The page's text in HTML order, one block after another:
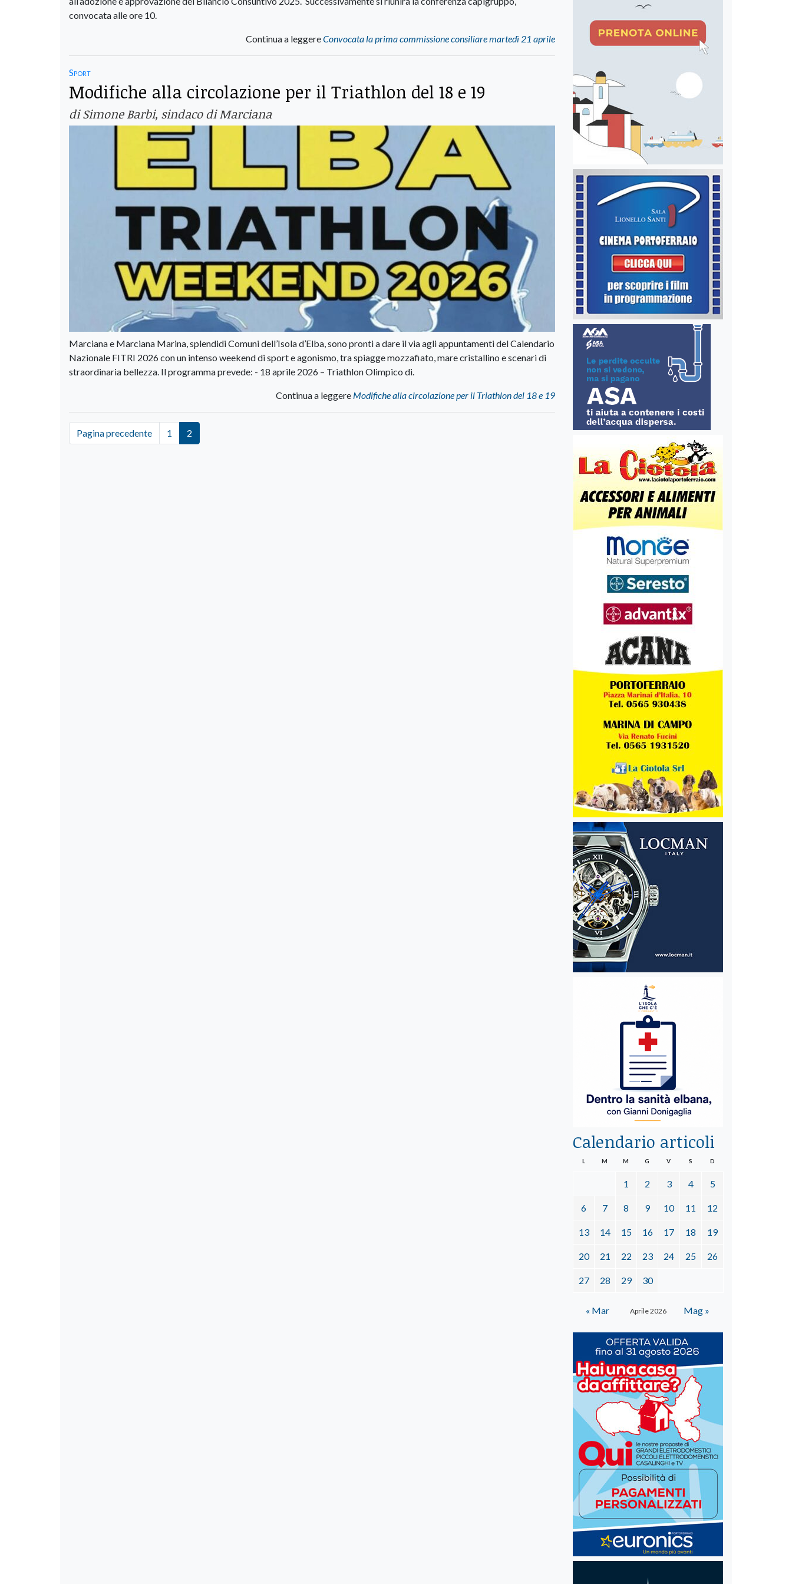
convocata alle ore 10.
Continua a leggereConvocata la prima commissione consiliare martedì 21 aprile
Sport
Modifiche alla circolazione per il Triathlon del 18 e 19
di Simone Barbi, sindaco di Marciana
Marciana e Marciana Marina, splendidi Comuni dell’Isola d’Elba, sono pronti a dare il via agli appuntamenti del Calendario
Nazionale FITRI 2026 con un intenso weekend di sport e agonismo, tra spiagge mozzafiato, mare cristallino e scenari di
straordinaria bellezza. Il programma prevede: - 18 aprile 2026 – Triathlon Olimpico di.
Continua a leggere Modifiche alla circolazione per il Triathlon del 18 e 19
Pagina precedente 1 2
Calendario articoli
Aprile 2026
L M M G V S D
1 2 3 4 5
6 7 8 9 10 11 12
13 14 15 16 17 18 19
20 21 22 23 24 25 26
27 28 29 30
« Mar Mag »